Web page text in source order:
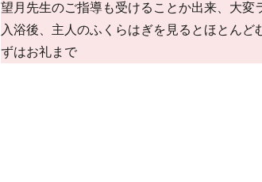
望月先生のご指導も受けることか出来、大変
入浴後、主人のふくらはぎを見るとほとんど
ずはお礼まで